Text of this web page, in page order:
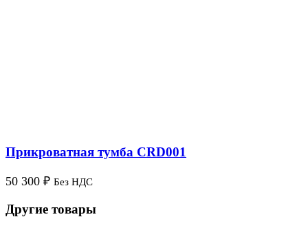
Прикроватная тумба CRD001
50 300 ₽ Без НДС
Другие товары